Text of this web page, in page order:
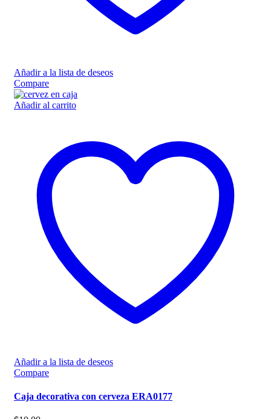
Añadir a la lista de deseos
Compare
Añadir al carrito
Añadir a la lista de deseos
Compare
Caja decorativa con cerveza ERA0177